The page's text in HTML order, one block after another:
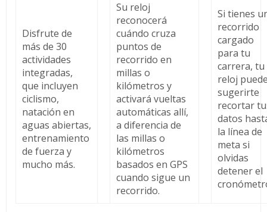
Disfrute de
más de 30
actividades
integradas,
que incluyen
ciclismo,
natación en
aguas abiertas,
entrenamiento
de fuerza y ​​
mucho más.
Su reloj
reconocerá
cuándo cruza
puntos de
recorrido en
millas o
kilómetros y
activará vueltas
automáticas allí,
a diferencia de
las millas o
kilómetros
basados ​​en GPS
cuando sigue un
recorrido.
Si tienes
recorrido
cargado
para tu
carrera, tu
reloj
sugerirte
recortar
datos
la línea de
meta si
olvidas
detener el